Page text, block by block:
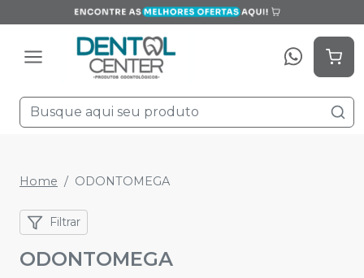
Home ODONTOMEGA
Filtrar
ODONTOMEGA